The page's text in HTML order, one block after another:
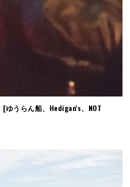
ゆうらん船、Hedigan's、NOT